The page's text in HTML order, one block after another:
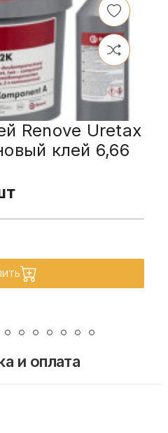
Renove Uretax
клей 6,66
и оплата